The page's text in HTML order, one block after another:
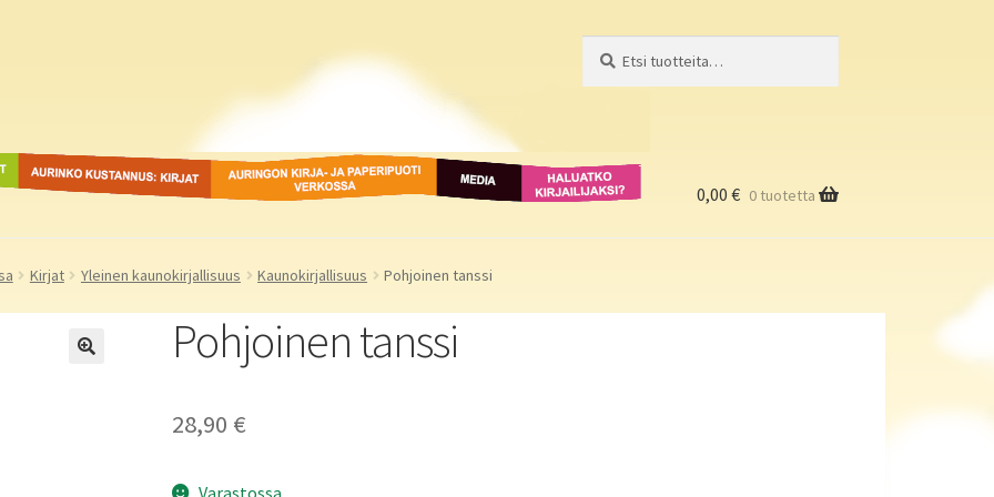
Aurinko Kustannus: kirjat Auringon kirja- ja
paperipuodit verkossa
Media
Haluatko
kirjailijaksi?
0,00 € 0 tuotetta
Kirjat Yleinen kaunokirjallisuus Kaunokirjallisuus Pohjoinen tanssi
Pohjoinen tanssi
28,90 €